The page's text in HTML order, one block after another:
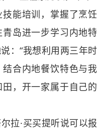
能培训，掌握了烹饪
岛进一步学习内地特
：“我想利用两三年时
合内地餐饮特色与我
，开一家属于自己的
·买买提听说可以报